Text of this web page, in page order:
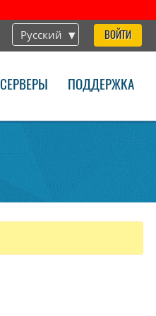
Русский ВОЙТИ
СЕРВЕРЫ ПОДДЕРЖКА